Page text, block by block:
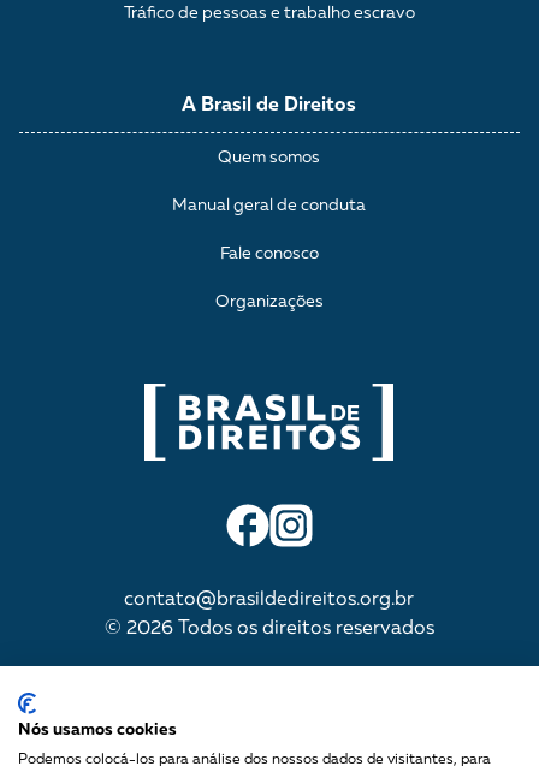
contato@brasildedireitos.org.br
© 2026 Todos os direitos reservados
A Brasil de Direitos
Quem somos
Manual geral de conduta
Fale conosco
Organizações
Tráfico de pessoas e trabalho escravo
Nós usamos cookies
Podemos colocá-los para análise dos nossos dados de visitantes, para